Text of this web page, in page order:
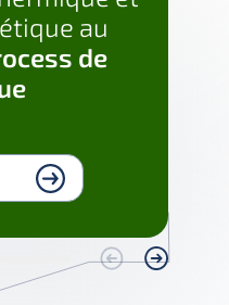
au
de